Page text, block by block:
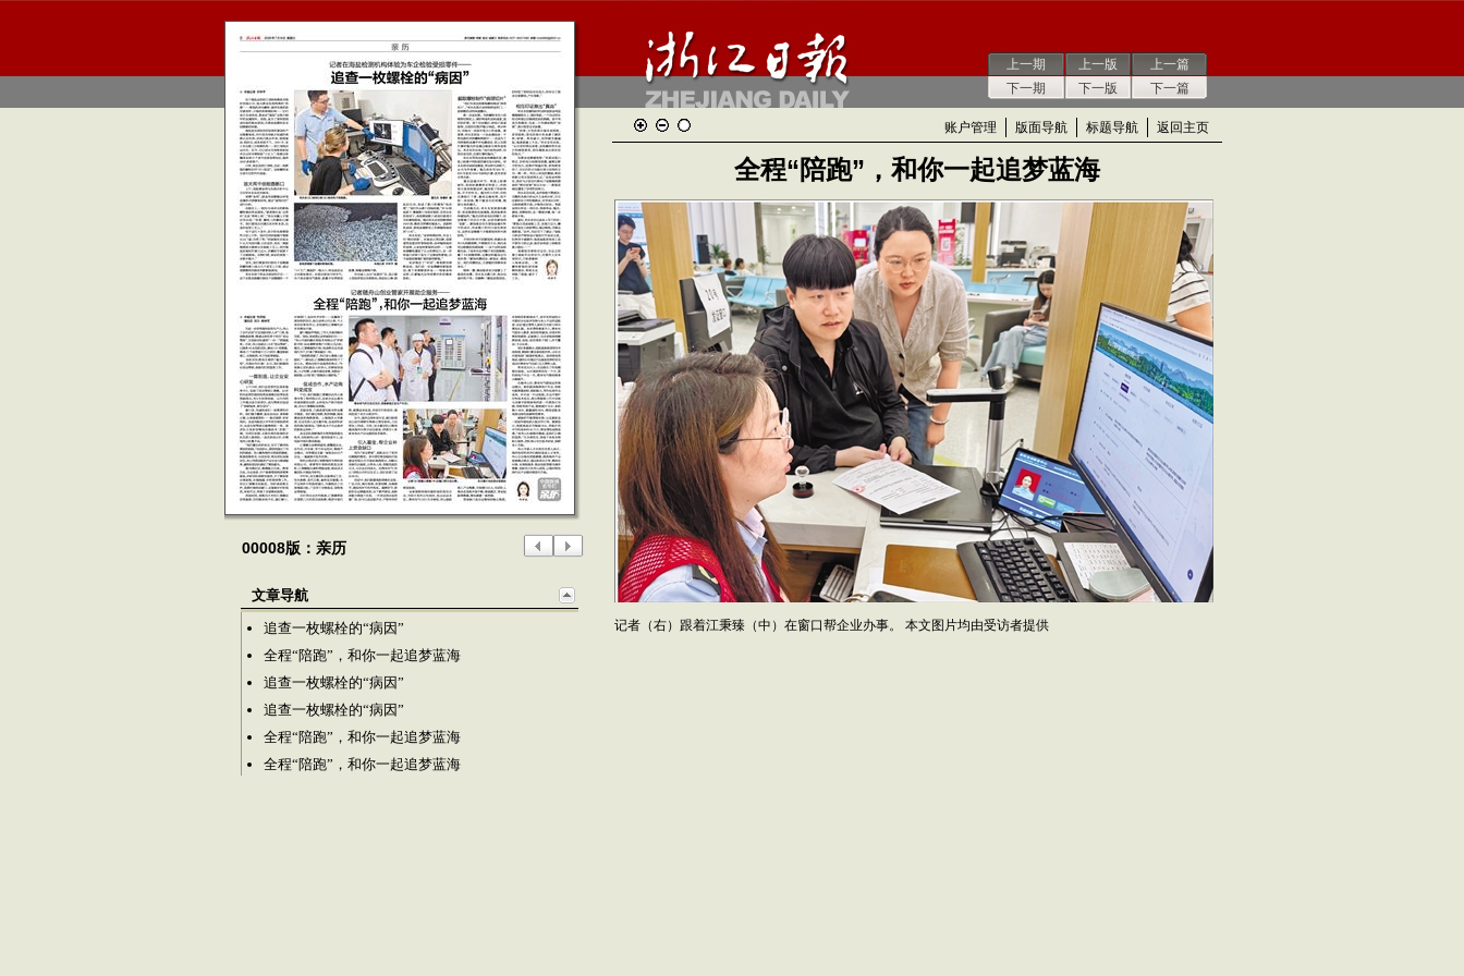
上一期
下一期
上一版
下一版
上一篇
下一篇
00008版：亲历
文章导航
追查一枚螺栓的“病因”
全程“陪跑”，和你一起追梦蓝海
追查一枚螺栓的“病因”
追查一枚螺栓的“病因”
全程“陪跑”，和你一起追梦蓝海
全程“陪跑”，和你一起追梦蓝海
账户管理 版面导航 标题导航 返回主页
全程“陪跑”，和你一起追梦蓝海
记者（右）跟着江秉臻（中）在窗口帮企业办事。 本文图片均由受访者提供